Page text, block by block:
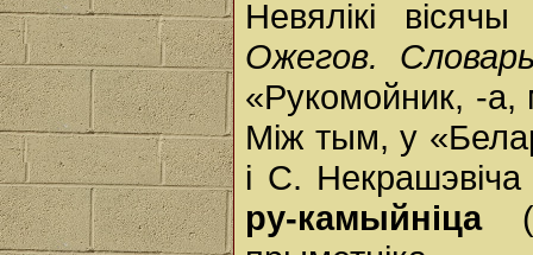
Невялікі
Ожегов.
«Рукомойник, -
Між тым, у
і С.
ру-камыйніца